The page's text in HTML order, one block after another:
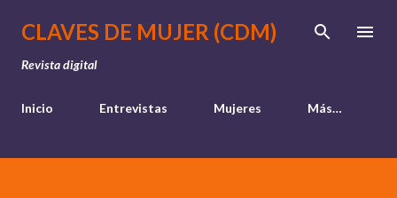
Ir al contenido principal
CLAVES DE MUJER (CDM)
Revista digital
Inicio Entrevistas Mujeres Más…